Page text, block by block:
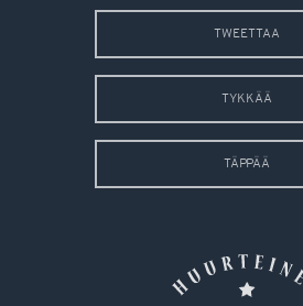
TWEETTAA
TYKKÄÄ
TÄPPÄÄ